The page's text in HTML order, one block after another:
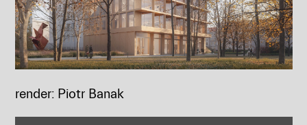
render: Piotr Banak